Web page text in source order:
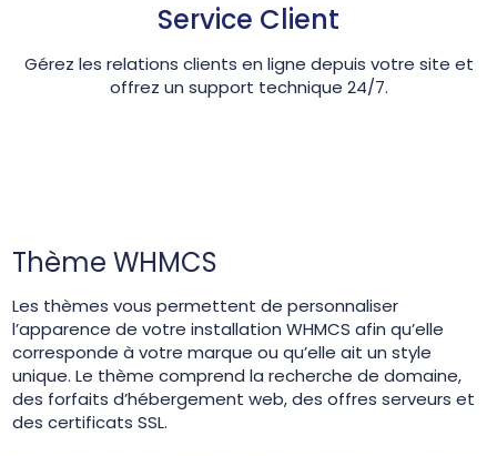
Service Client
Gérez les relations clients en ligne depuis votre site et
offrez un support technique 24/7.
Thème WHMCS
Les thèmes vous permettent de personnaliser
l’apparence de votre installation WHMCS afin qu’elle
corresponde à votre marque ou qu’elle ait un style
unique. Le thème comprend la recherche de domaine,
des forfaits d’hébergement web, des offres serveurs et
des certificats SSL.